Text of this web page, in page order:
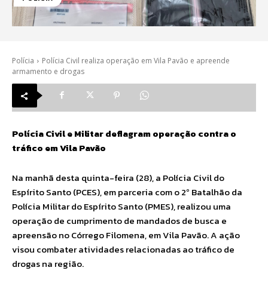
Polícia
Polícia Civil realiza operação em Vila Pavão e apreende
armamento e drogas
Polícia Civil e Militar deflagram operação contra o
tráfico em Vila Pavão
Na manhã desta quinta-feira (28), a Polícia Civil do
Espírito Santo (PCES), em parceria com o 2º Batalhão da
Polícia Militar do Espírito Santo (PMES), realizou uma
operação de cumprimento de mandados de busca e
apreensão no Córrego Filomena, em Vila Pavão. A ação
visou combater atividades relacionadas ao tráfico de
drogas na região.